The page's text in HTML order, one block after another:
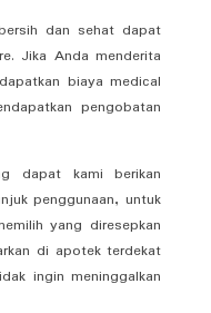
dan sehat dapat
Jika Anda menderita
biaya medical
pengobatan
dapat kami berikan
penggunaan, untuk
yang diresepkan
di apotek terdekat
ingin meninggalkan